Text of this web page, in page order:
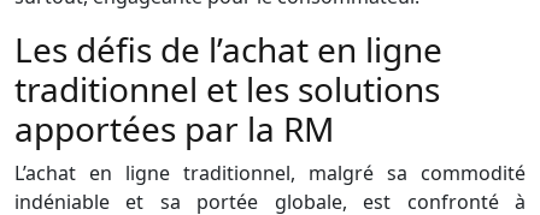
Les défis de l’achat en ligne
traditionnel et les solutions
apportées par la RM
L’achat en ligne traditionnel, malgré sa commodité
indéniable et sa portée globale, est confronté à